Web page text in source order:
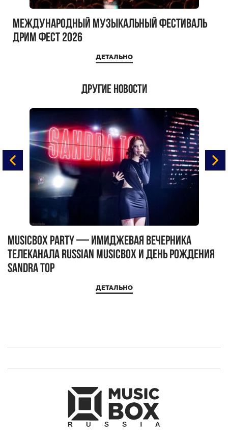
Международный музыкальный фестиваль
ДРИМ ФЕСТ 2026
ДЕТАЛЬНО
Другие новости
MUSICBOX PARTY — имиджевая вечерника
телеканала RUSSIAN MUSICBOX и день рождения
Sandra Top
ДЕТАЛЬНО